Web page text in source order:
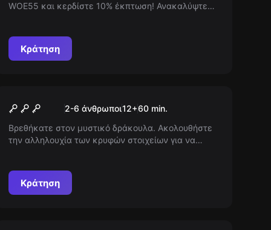
WOE55 και κερδίστε 10% έκπτωση! Ανακαλύψτε
καταπληκτικοί γρίφοι και εκπληκτικές εμπειρίες
περιμένουν!
Κράτηση
Dracula's Castle
2-6 άνθρωποι12+60 min.
Βρεθήκατε στον μυστικό δράκουλα. Ακολουθήστε
την αλληλουχία των κρυφών στοιχείων για να
Κράτηση